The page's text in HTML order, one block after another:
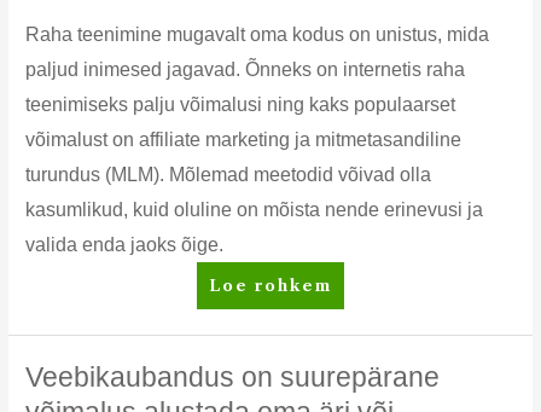
Raha teenimine mugavalt oma kodus on unistus, mida
paljud inimesed jagavad. Õnneks on internetis raha
teenimiseks palju võimalusi ning kaks populaarset
võimalust on affiliate marketing ja mitmetasandiline
turundus (MLM). Mõlemad meetodid võivad olla
kasumlikud, kuid oluline on mõista nende erinevusi ja
valida enda jaoks õige.
Affiliate
ja
mitmetasandiline
turundus:
Loe rohkem
Veebikaubandus on suurepärane